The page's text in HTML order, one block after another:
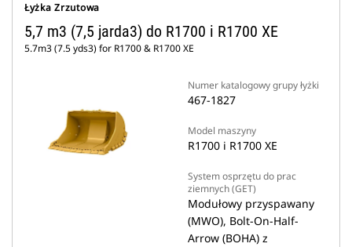
Łyżka Zrzutowa
5,7 m3 (7,5 jarda3) do R1700 i R1700 XE
5.7m3 (7.5 yds3) for R1700 & R1700 XE
Numer katalogowy grupy łyżki
467-1827
Model maszyny
R1700 i R1700 XE
System osprzętu do prac
ziemnych (GET)
Modułowy przyspawany
(MWO), Bolt-On-Half-
Arrow (BOHA) z